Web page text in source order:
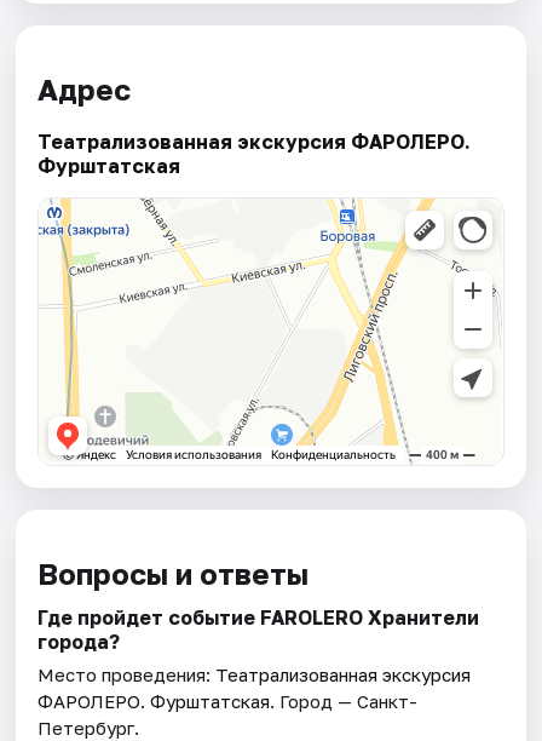
Адрес
Театрализованная экскурсия ФАРОЛЕРО.
Фурштатская
Вопросы и ответы
Где пройдет событие FAROLERO Хранители
города?
Место проведения: Театрализованная экскурсия
ФАРОЛЕРО. Фурштатская. Город — Санкт-
Петербург.